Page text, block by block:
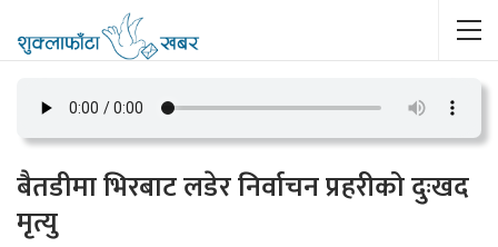
बैतडीमा भिरबाट लडेर निर्वाचन प्रहरीको दुःखद
मृत्यु